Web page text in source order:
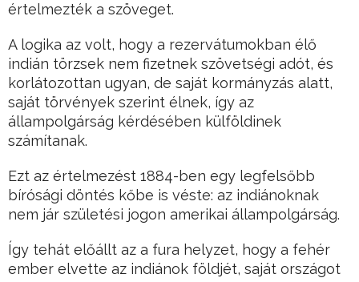
értelmezték a szöveget.
A logika az volt, hogy a rezervátumokban élő
indián törzsek nem fizetnek szövetségi adót, és
korlátozottan ugyan, de saját kormányzás alatt,
saját törvények szerint élnek, így az
állampolgárság kérdésében külföldinek
számítanak.
Ezt az értelmezést 1884-ben egy legfelsőbb
bírósági döntés kőbe is véste: az indiánoknak
nem jár születési jogon amerikai állampolgárság.
Így tehát előállt az a fura helyzet, hogy a fehér
ember elvette az indiánok földjét, saját országot